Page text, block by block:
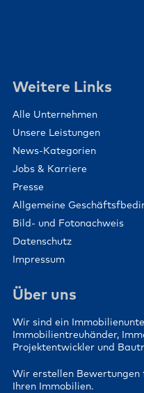
Weitere Links
Alle Unternehmen
Unsere Leistungen
News-Kategorien
Jobs & Karriere
Presse
Allgemeine
Bild- und Fotonachweis
Datenschutz
Impressum
Über uns
Wir sind ein
Immobilientreuhänder,
Projektentwickler und
Wir erstellen Bewertungen
Ihren Immobilien.